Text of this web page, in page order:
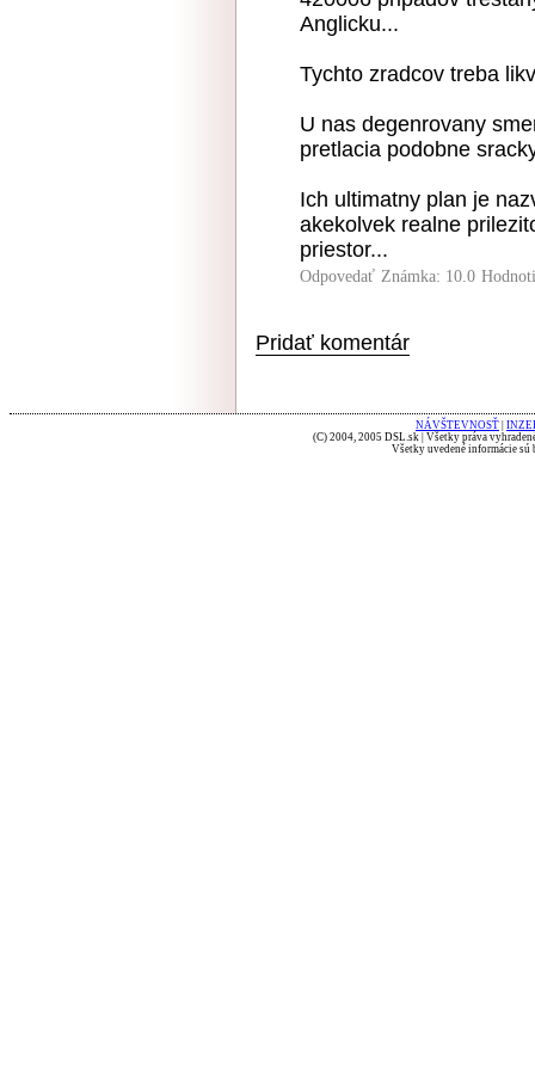
Anglicku...
Tychto zradcov treba
U nas degenrovany
pretlacia podobne
Ich ultimatny plan je
akekolvek realne
priestor...
Odpovedať Známka: 10.0
Pridať komentár
NÁVŠTEVNOSŤ
(C) 2004, 2005 DSL.sk | Všetky práva
Všetky uvedené informácie sú